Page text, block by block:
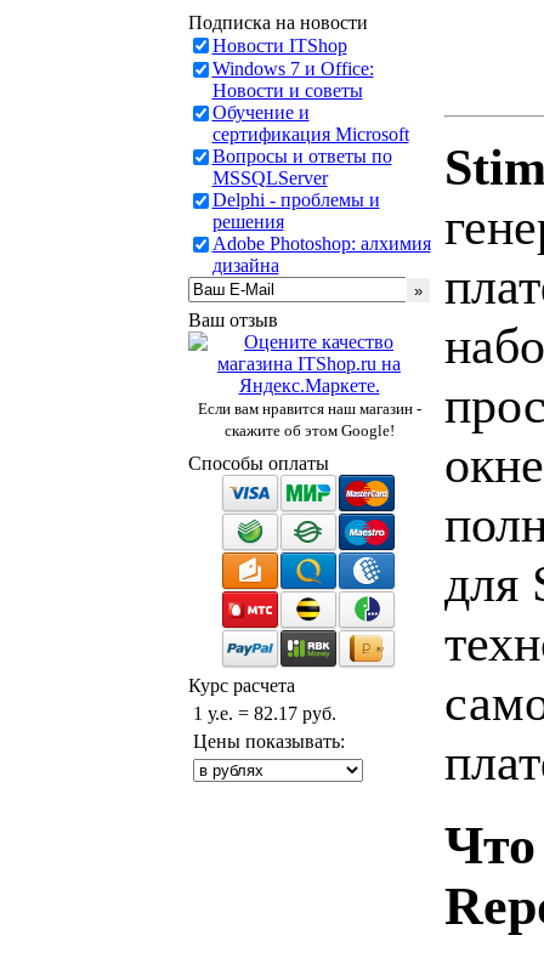
Подписка на новости
Новости ITShop
Windows 7 и Office:
Новости и советы
Обучение и
сертификация Microsoft
Вопросы и ответы по
MSSQLServer
Delphi - проблемы и
решения
Adobe Photoshop: алхимия
дизайна
Ваш отзыв
Если вам нравится наш магазин -
скажите об этом Google!
Способы оплаты
Курс расчета
1 у.е. = 82.17 руб.
Цены показывать:
для
Что